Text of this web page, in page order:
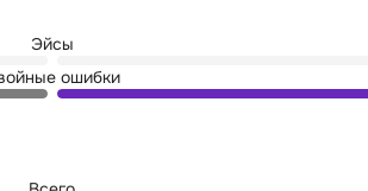
Эйсы
ошибки